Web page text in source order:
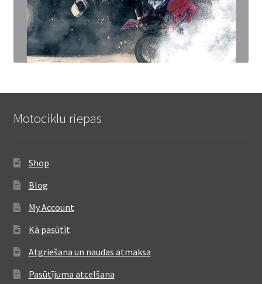
Motociklu riepas
Shop
Blog
My Account
Kā pasūtīt
Atgriešana un naudas atmaksa
Pasūtījuma atcelšana